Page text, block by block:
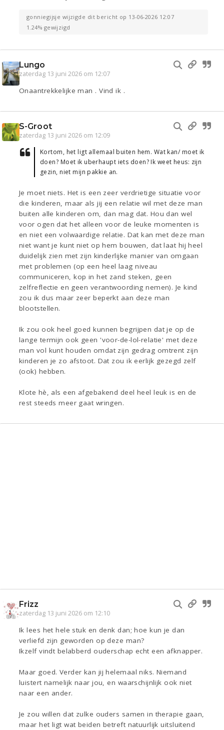
gonniegijsje wijzigde dit bericht op 13-06-2026 12:07
1.24% gewijzigd
Lungo
zaterdag 13 juni 2026 om 12:07
Onaantrekkelijke man . Vind ik .
S-Groot
zaterdag 13 juni 2026 om 12:09
Kortom, het ligt allemaal buiten hem. Wat kan/ moet ik
doen? Moet ik uberhaupt iets doen? Ik weet heus: zijn
gezin, niet mijn pakkie an.
Je moet niets. Het is een zeer verdrietige situatie voor
die kinderen, maar als jij een relatie wil met deze man
buiten alle kinderen om, dan mag dat. Hou dan wel
voor ogen dat het alleen voor de leuke momenten is
en niet een volwaardige relatie. Dat kan met deze man
niet want je kunt niet op hem bouwen, dat laat hij heel
duidelijk zien met zijn kinderlijke manier van omgaan
met problemen (op een heel laag niveau
communiceren, kop in het zand steken, geen
zelfreflectie en geen verantwoording nemen). Je kind
zou ik dus maar zeer beperkt aan deze man
blootstellen.
Ik zou ook heel goed kunnen begrijpen dat je op de
lange termijn ook geen 'voor-de-lol-relatie' met deze
man vol kunt houden omdat zijn gedrag omtrent zijn
kinderen je zo afstoot. Dat zou ik eerlijk gezegd zelf
(ook) hebben.
Klote hè, als een afgebakend deel heel leuk is en de
rest steeds meer gaat wringen.
Frizz
zaterdag 13 juni 2026 om 12:10
Ik lees het hele stuk en denk dan; hoe kun je dan
verliefd zijn geworden op deze man?
Ikzelf vindt belabberd ouderschap echt een afknapper.
Maar goed. Verder kan jij helemaal niks. Niemand
luistert namelijk naar jou, en waarschijnlijk ook niet
naar een ander.
Je zou willen dat zulke ouders samen in therapie gaan,
maar het ligt wat beiden betreft natuurlijk uitsluitend